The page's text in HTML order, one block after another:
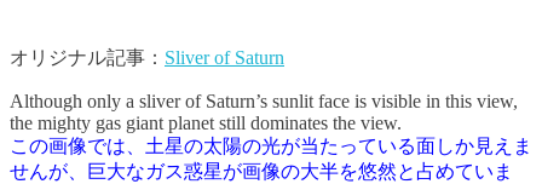
オリジナル記事： Sliver of Saturn
Although only a sliver of Saturn’s sunlit face is visible in this view,
the mighty gas giant planet still dominates the view.
この画像では、土星の太陽の光が当たっている面しか見えま
せんが、巨大なガス惑星が画像の大半を悠然と占めていま